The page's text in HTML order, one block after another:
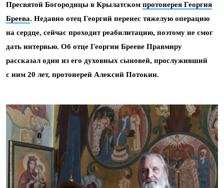
Пресвятой Богородицы в Крылатском протоиерея Георгия
Бреева. Недавно отец Георгий перенес тяжелую операцию
на сердце, сейчас проходит реабилитацию, поэтому не смог
дать интервью. Об отце Георгии Брееве Правмиру
рассказал один из его духовных сыновей, прослуживший
с ним 20 лет, протоиерей Алексий Потокин.